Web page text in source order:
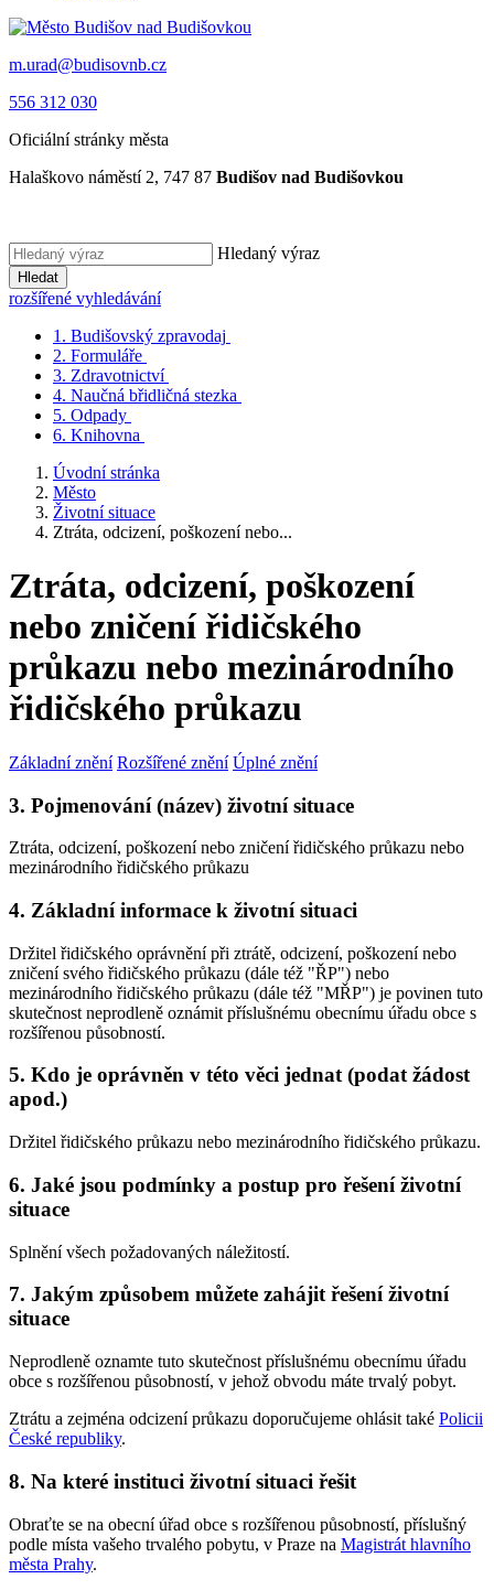
m.urad@budisovnb.cz
556 312 030
Oficiální stránky města
Halaškovo náměstí 2, 747 87 Budišov nad Budišovkou
Hledaný výraz
Hledat
rozšířené vyhledávání
1. Budišovský zpravodaj
2. Formuláře
3. Zdravotnictví
4. Naučná břidličná stezka
5. Odpady
6. Knihovna
Úvodní stránka
Město
Životní situace
Ztráta, odcizení, poškození nebo...
Ztráta, odcizení, poškození
nebo zničení řidičského
průkazu nebo mezinárodního
řidičského průkazu
Základní znění Rozšířené znění Úplné znění
3. Pojmenování (název) životní situace
Ztráta, odcizení, poškození nebo zničení řidičského průkazu nebo
mezinárodního řidičského průkazu
4. Základní informace k životní situaci
Držitel řidičského oprávnění při ztrátě, odcizení, poškození nebo
zničení svého řidičského průkazu (dále též "ŘP") nebo
mezinárodního řidičského průkazu (dále též "MŘP") je povinen tuto
skutečnost neprodleně oznámit příslušnému obecnímu úřadu obce s
rozšířenou působností.
5. Kdo je oprávněn v této věci jednat (podat žádost
apod.)
Držitel řidičského průkazu nebo mezinárodního řidičského průkazu.
6. Jaké jsou podmínky a postup pro řešení životní
situace
Splnění všech požadovaných náležitostí.
7. Jakým způsobem můžete zahájit řešení životní
situace
Neprodleně oznamte tuto skutečnost příslušnému obecnímu úřadu
obce s rozšířenou působností, v jehož obvodu máte trvalý pobyt.
Ztrátu a zejména odcizení průkazu doporučujeme ohlásit také Policii
České republiky.
8. Na které instituci životní situaci řešit
Obraťte se na obecní úřad obce s rozšířenou působností, příslušný
podle místa vašeho trvalého pobytu, v Praze na Magistrát hlavního
města Prahy.